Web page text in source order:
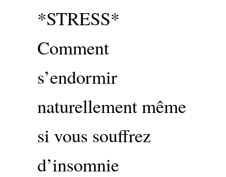
*STRESS*
Comment
s’endormir
naturellement même
si vous souffrez
d’insomnie